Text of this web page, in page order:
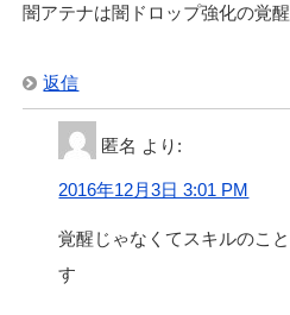
闇アテナは闇ドロップ強化の覚
返信
匿名 より:
2016年12月3日 3:01 PM
覚醒じゃなくてスキルのこ
す